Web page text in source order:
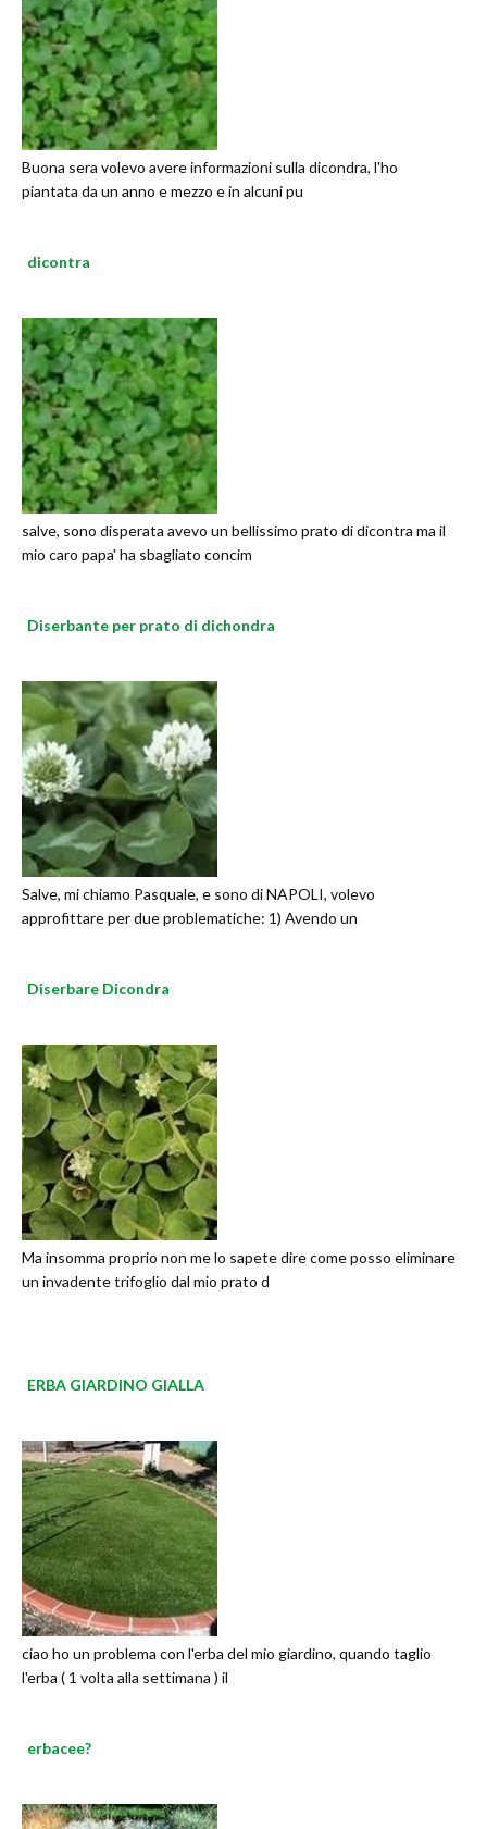
Buona sera volevo avere informazioni sulla dicondra, l'ho
piantata da un anno e mezzo e in alcuni pu
dicontra
salve, sono disperata avevo un bellissimo prato di dicontra ma il
mio caro papa' ha sbagliato concim
Diserbante per prato di dichondra
Salve, mi chiamo Pasquale, e sono di NAPOLI, volevo
approfittare per due problematiche: 1) Avendo un
Diserbare Dicondra
Ma insomma proprio non me lo sapete dire come posso eliminare
un invadente trifoglio dal mio prato d
ERBA GIARDINO GIALLA
ciao ho un problema con l'erba del mio giardino, quando taglio
l'erba ( 1 volta alla settimana ) il
erbacee?